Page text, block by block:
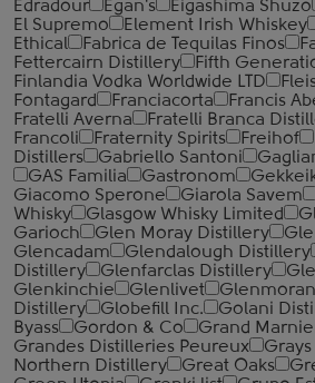
Edradour
Egan's Eigashima Shuzo
El Supremo
Element Irish Whiskey
Ethical
Fabrica de Tequilas Finos
Fettercairn Distillery
Fifth
Finlandia Vodka Worldwide LTD
Fontagard
Franciacorta Francis
Fratelli Averna
Fratelli Branca
‎Francoli
Fraternity Spirits Freihof
Distillers
Gabriello Santoni
GAS Familia
Gastronom
Giacomo Sperone
Giarola Savem
Whisky
Glasgow Whisky Limited
Garioch
Glen Moray Distillery
Glencadam
Glendalough Distillery
Distillery
Glenfarclas Distillery
Glenkinchie
Glenlivet
Distillery
Globefill Inc. Golani
Byass
Gordon & Co Grand
Grandes Distilleries Peureux
Northern Distillery
Great Oaks